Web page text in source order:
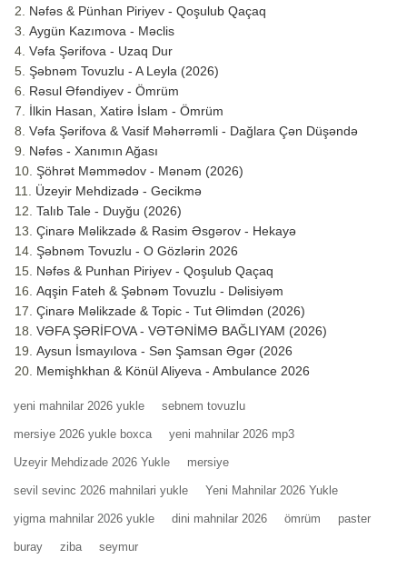
Nəfəs & Pünhan Piriyev - Qoşulub Qaçaq
Aygün Kazımova - Məclis
Vəfa Şərifova - Uzaq Dur
Şəbnəm Tovuzlu - A Leyla (2026)
Rəsul Əfəndiyev - Ömrüm
İlkin Hasan, Xatirə İslam - Ömrüm
Vəfa Şərifova & Vasif Məhərrəmli - Dağlara Çən Düşəndə
Nəfəs - Xanımın Ağası
Şöhrət Məmmədov - Mənəm (2026)
Üzeyir Mehdizadə - Gecikmə
Talıb Tale - Duyğu (2026)
Çinarə Məlikzadə & Rasim Əsgərov - Hekayə
Şəbnəm Tovuzlu - O Gözlərin 2026
Nəfəs & Punhan Piriyev - Qoşulub Qaçaq
Aqşin Fateh & Şəbnəm Tovuzlu - Dəlisiyəm
Çinarə Məlikzade & Topic - Tut Əlimdən (2026)
VƏFA ŞƏRİFOVA - VƏTƏNİMƏ BAĞLIYAM (2026)
Aysun İsmayılova - Sən Şamsan Əgər (2026
Memişhkhan & Könül Aliyeva - Ambulance 2026
yeni mahnilar 2026 yukle sebnem tovuzlu
mersiye 2026 yukle boxca yeni mahnilar 2026 mp3
Uzeyir Mehdizade 2026 Yukle mersiye
sevil sevinc 2026 mahnilari yukle Yeni Mahnilar 2026 Yukle
yigma mahnilar 2026 yukle dini mahnilar 2026 ömrüm paster
buray ziba seymur